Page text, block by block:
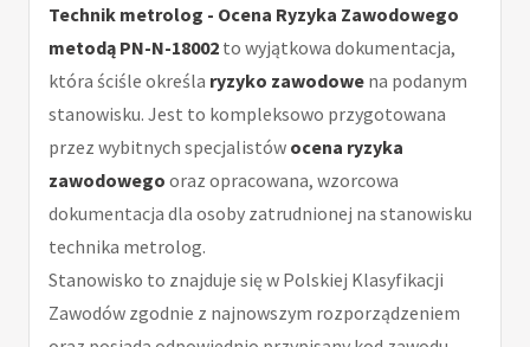
Technik metrolog - Ocena Ryzyka Zawodowego
metodą PN-N-18002 to wyjątkowa dokumentacja,
która ściśle określa ryzyko zawodowe na podanym
stanowisku. Jest to kompleksowo przygotowana
przez wybitnych specjalistów ocena ryzyka
zawodowego oraz opracowana, wzorcowa
dokumentacja dla osoby zatrudnionej na stanowisku
technika metrolog.
Stanowisko to znajduje się w Polskiej Klasyfikacji
Zawodów zgodnie z najnowszym rozporządzeniem